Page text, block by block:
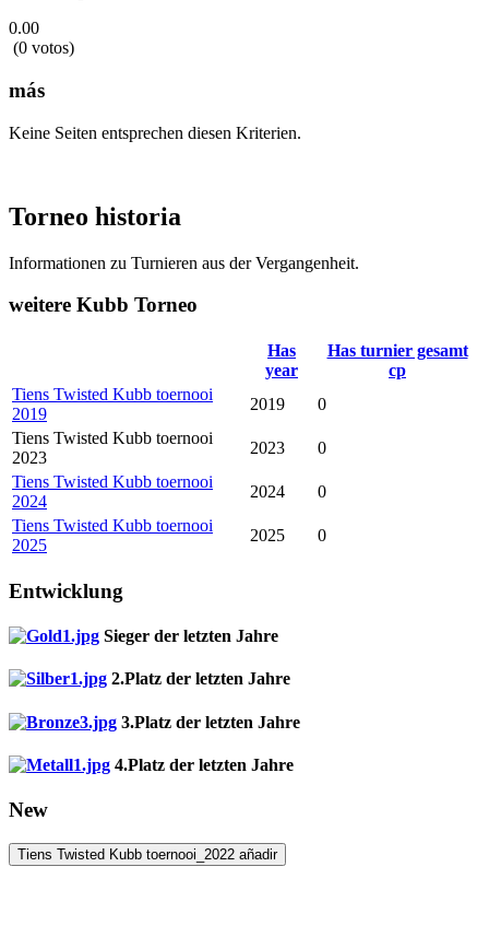
0.00
(0 votos)
más
Keine Seiten entsprechen diesen Kriterien.
Torneo historia
Informationen zu Turnieren aus der Vergangenheit.
weitere Kubb Torneo
Has
year
Has turnier gesamt
cp
Tiens Twisted Kubb toernooi
2019
2019
0
Tiens Twisted Kubb toernooi
2023
2023
0
Tiens Twisted Kubb toernooi
2024
2024
0
Tiens Twisted Kubb toernooi
2025
2025 0
Entwicklung
Sieger der letzten Jahre
2.Platz der letzten Jahre
3.Platz der letzten Jahre
4.Platz der letzten Jahre
New
Tiens Twisted Kubb toernooi_2022 añadir